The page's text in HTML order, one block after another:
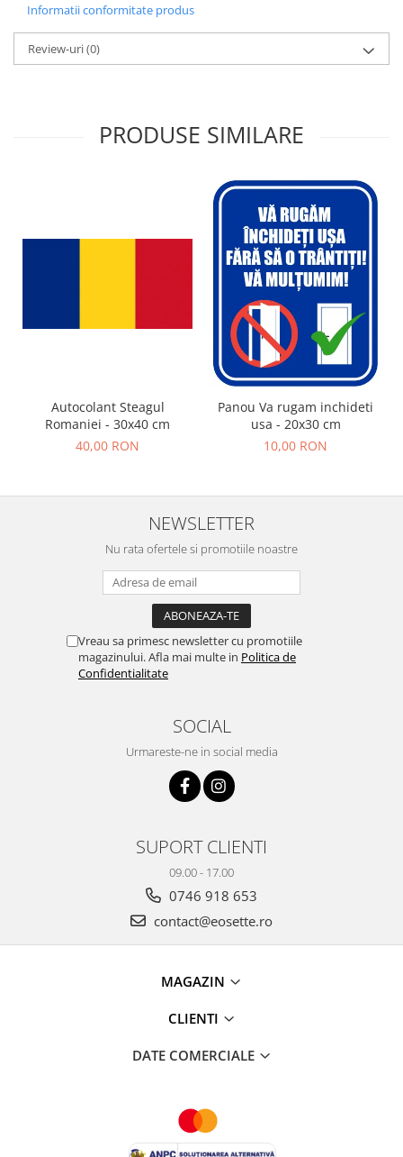
Informatii conformitate produs
Review-uri(0)
PRODUSE SIMILARE
Autocolant Steagul
Romaniei - 30x40 cm
40,00 RON
Panou Va rugam inchideti
usa - 20x30 cm
10,00 RON
NEWSLETTER
Nu rata ofertele si promotiile noastre
Vreau sa primesc newsletter cu promotiile
magazinului. Afla mai multe in Politica de
Confidentialitate
SOCIAL
Urmareste-ne in social media
SUPORT CLIENTI
09.00 - 17.00
0746 918 653
contact@eosette.ro
MAGAZIN
CLIENTI
DATE COMERCIALE